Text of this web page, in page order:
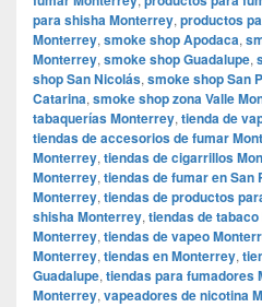
para shisha Monterrey, productos
Monterrey, smoke shop Apodaca,
Monterrey, smoke shop Guadalupe,
shop San Nicolás, smoke shop San
Catarina, smoke shop zona Valle
tabaquerías Monterrey, tienda de
tiendas de accesorios de fumar
Monterrey, tiendas de cigarrillos
Monterrey, tiendas de fumar en San
Monterrey, tiendas de productos
shisha Monterrey, tiendas de
Monterrey, tiendas de vapeo
Monterrey, tiendas en Monterrey,
Guadalupe, tiendas para fumadores
Monterrey, vapeadores de nicotina